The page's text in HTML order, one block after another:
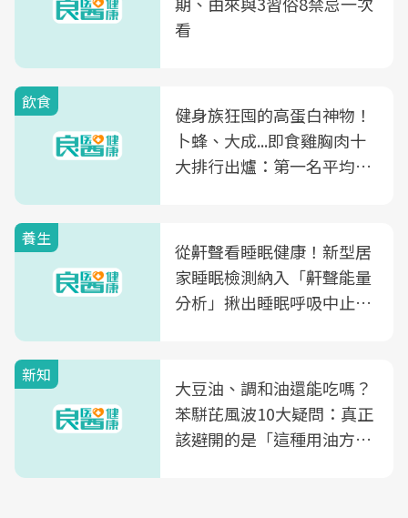
看
飲食
健身族狂囤的高蛋白神物！
卜蜂、大成...即食雞胸肉十
大排行出爐：第一名平均一
養生
從鼾聲看睡眠健康！新型居
家睡眠檢測納入「鼾聲能量
分析」揪出睡眠呼吸中止症
新知
大豆油、調和油還能吃嗎？
苯駢芘風波10大疑問：真正
該避開的是「這種用油方